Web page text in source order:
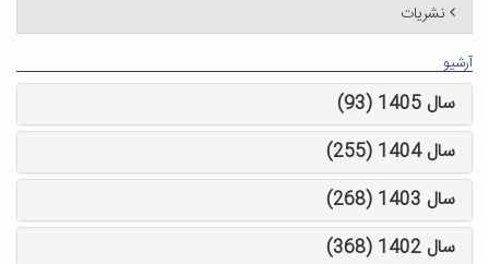
نشریات
آرشیو
سال 1405 (93)
سال 1404 (255)
سال 1403 (268)
سال 1402 (368)